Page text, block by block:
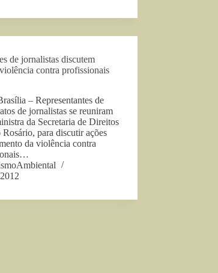
de jornalistas discutem
contra profissionais
– Representantes de
de jornalistas se reuniram
da Secretaria de Direitos
para discutir ações
da violência contra